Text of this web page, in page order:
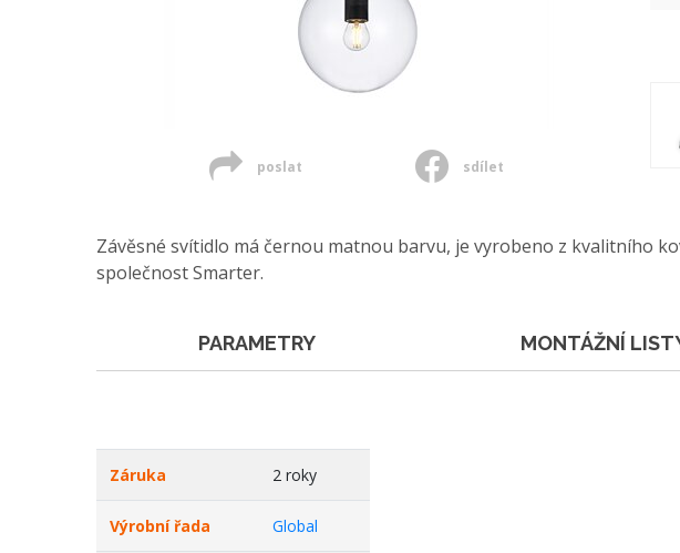
poslat sdílet
Závěsné svítidlo má černou matnou barvu, je vyrobeno z kvalitního
společnost Smarter.
PARAMETRY MONTÁŽNÍ
Záruka 2 roky
Výrobní řada Global